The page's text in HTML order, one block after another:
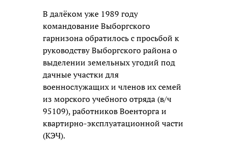
В далёком уже 1989 году
командование Выборгского
гарнизона обратилось с просьбой к
руководству Выборгского района о
выделении земельных угодий под
дачные участки для
военнослужащих и членов их семей
из морского учебного отряда (в/ч
95109), работников Военторга и
квартирно-эксплуатационной части
(КЭЧ).